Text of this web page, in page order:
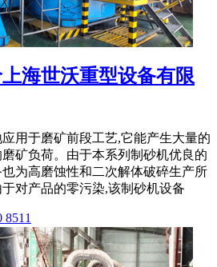
海世沃重型设备有限
用于磨矿前段工艺,它能产生大量的
矿负荷。由于本系列制砂机优良的
为高磨蚀性和二次解体破碎生产所
对产品的零污染,该制砂机设备
8511